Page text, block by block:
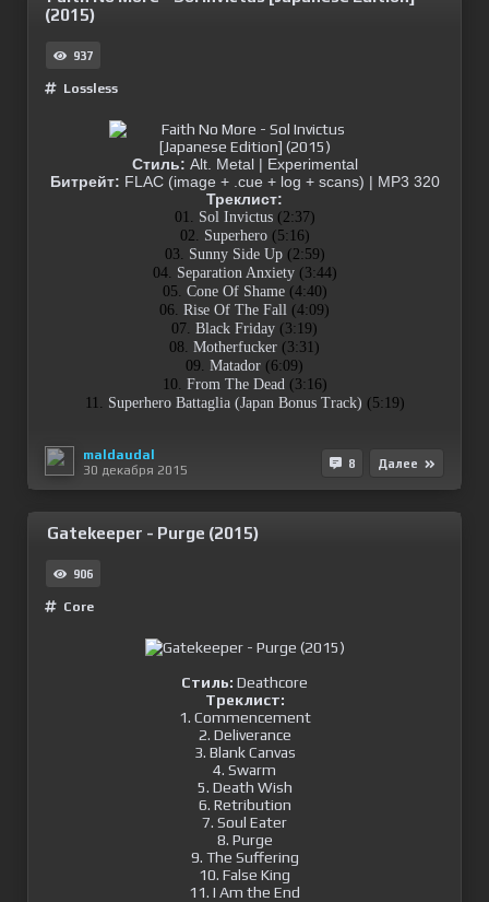
(2015)
937
Lossless
Стиль: Alt. Metal | Experimental
Битрейт: FLAC (image + .cue + log + scans) | MP3 320
Треклист:
01. Sol Invictus (2:37)
02. Superhero (5:16)
03. Sunny Side Up (2:59)
04. Separation Anxiety (3:44)
05. Cone Of Shame (4:40)
06. Rise Of The Fall (4:09)
07. Black Friday (3:19)
08. Motherfucker (3:31)
09. Matador (6:09)
10. From The Dead (3:16)
11. Superhero Battaglia (Japan Bonus Track) (5:19)
maldaudal
30 декабря 2015
8 Далее
Gatekeeper - Purge (2015)
906
Сore
Стиль: Deathcore
Треклист:
1. Commencement
2. Deliverance
3. Blank Canvas
4. Swarm
5. Death Wish
6. Retribution
7. Soul Eater
8. Purge
9. The Suffering
10. False King
11. I Am the End